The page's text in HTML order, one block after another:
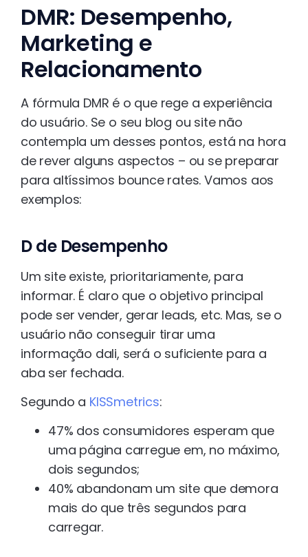
DMR: Desempenho,
Marketing e
Relacionamento
A fórmula DMR é o que rege a experiência
do usuário. Se o seu blog ou site não
contempla um desses pontos, está na hora
de rever alguns aspectos – ou se preparar
para altíssimos bounce rates. Vamos aos
exemplos:
D de Desempenho
Um site existe, prioritariamente, para
informar. É claro que o objetivo principal
pode ser vender, gerar leads, etc. Mas, se o
usuário não conseguir tirar uma
informação dali, será o suficiente para a
aba ser fechada.
Segundo a KISSmetrics:
47% dos consumidores esperam que
uma página carregue em, no máximo,
dois segundos;
40% abandonam um site que demora
mais do que três segundos para
carregar.